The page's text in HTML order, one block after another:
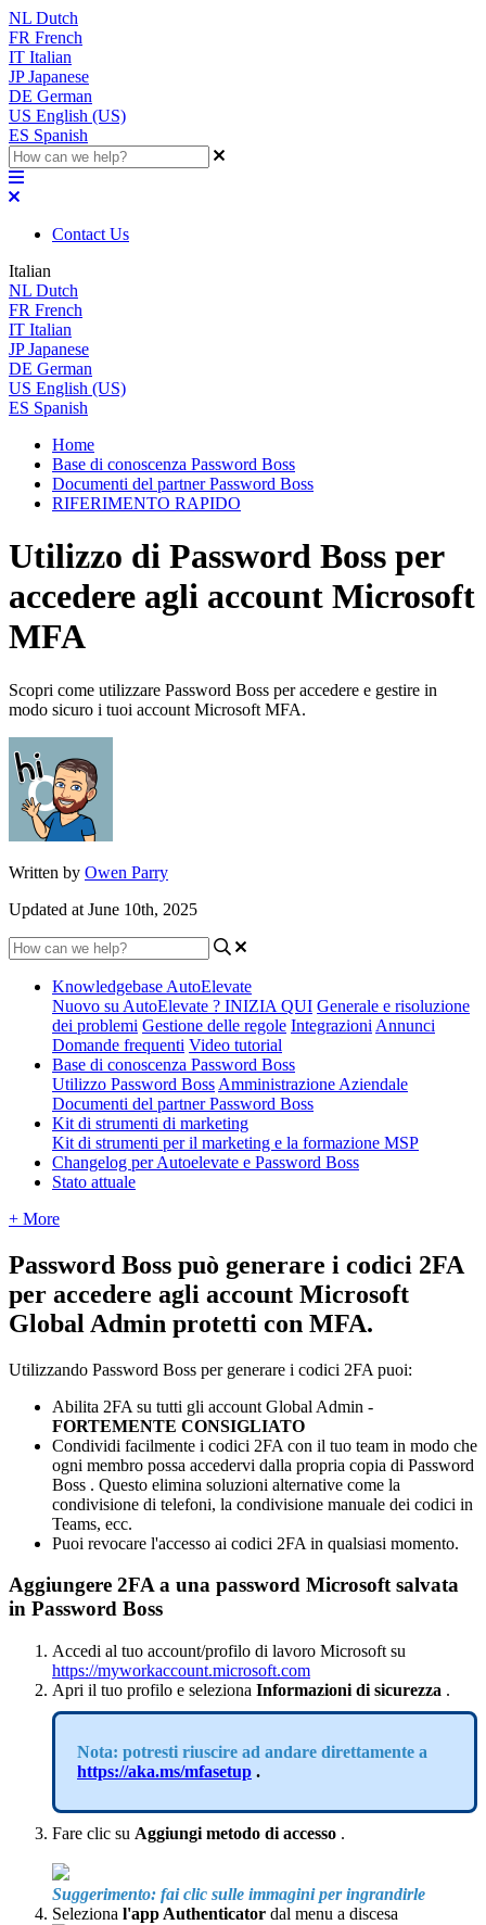
NL Dutch
FR French
IT Italian
JP Japanese
DE German
US English (US)
ES Spanish
Contact Us
Italian
NL Dutch
FR French
IT Italian
JP Japanese
DE German
US English (US)
ES Spanish
Home
Base di conoscenza Password Boss
Documenti del partner Password Boss
RIFERIMENTO RAPIDO
Utilizzo di Password Boss per
accedere agli account Microsoft
MFA
Scopri come utilizzare Password Boss per accedere e gestire in
modo sicuro i tuoi account Microsoft MFA.
Written by Owen Parry
Updated at June 10th, 2025
Knowledgebase AutoElevate
Nuovo su AutoElevate ? INIZIA QUI Generale e risoluzione
dei problemi Gestione delle regole Integrazioni Annunci
Domande frequenti Video tutorial
Base di conoscenza Password Boss
Utilizzo Password Boss Amministrazione Aziendale
Documenti del partner Password Boss
Kit di strumenti di marketing
Kit di strumenti per il marketing e la formazione MSP
Changelog per Autoelevate e Password Boss
Stato attuale
+ More
Password Boss può generare i codici 2FA
per accedere agli account Microsoft
Global Admin protetti con MFA.
Utilizzando Password Boss per generare i codici 2FA puoi:
Abilita 2FA su tutti gli account Global Admin -
FORTEMENTE CONSIGLIATO
Condividi facilmente i codici 2FA con il tuo team in modo che
ogni membro possa accedervi dalla propria copia di Password
Boss . Questo elimina soluzioni alternative come la
condivisione di telefoni, la condivisione manuale dei codici in
Teams, ecc.
Puoi revocare l'accesso ai codici 2FA in qualsiasi momento.
Aggiungere 2FA a una password Microsoft salvata
in Password Boss
Accedi al tuo account/profilo di lavoro Microsoft su
https://myworkaccount.microsoft.com
Apri il tuo profilo e seleziona Informazioni di sicurezza .
Nota: potresti riuscire ad andare direttamente a
https://aka.ms/mfasetup .
Fare clic su Aggiungi metodo di accesso .
Suggerimento: fai clic sulle immagini per ingrandirle
Seleziona l'app Authenticator dal menu a discesa